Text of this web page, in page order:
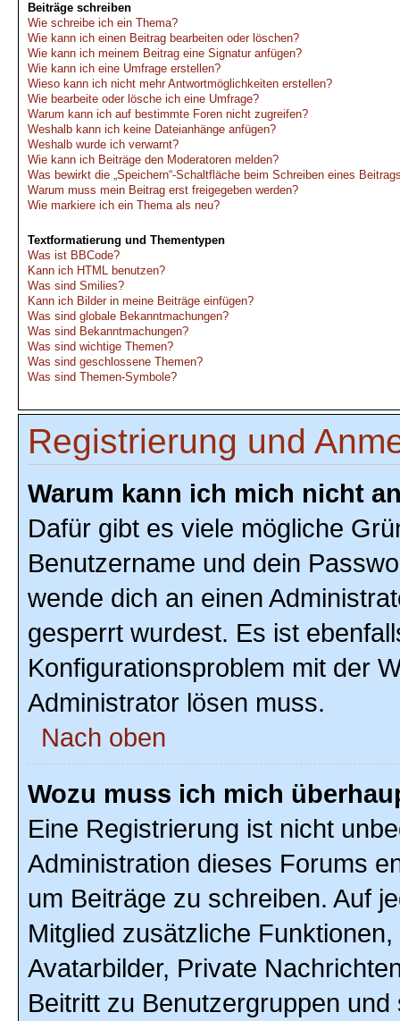
Beiträge schreiben
Wie schreibe ich ein Thema?
Wie kann ich einen Beitrag bearbeiten oder löschen?
Wie kann ich meinem Beitrag eine Signatur anfügen?
Wie kann ich eine Umfrage erstellen?
Wieso kann ich nicht mehr Antwortmöglichkeiten erstellen?
Wie bearbeite oder lösche ich eine Umfrage?
Warum kann ich auf bestimmte Foren nicht zugreifen?
Weshalb kann ich keine Dateianhänge anfügen?
Weshalb wurde ich verwarnt?
Wie kann ich Beiträge den Moderatoren melden?
Was bewirkt die „Speichern“-Schaltfläche beim Schreiben eines
Warum muss mein Beitrag erst freigegeben werden?
Wie markiere ich ein Thema als neu?
Textformatierung und Thementypen
Was ist BBCode?
Kann ich HTML benutzen?
Was sind Smilies?
Kann ich Bilder in meine Beiträge einfügen?
Was sind globale Bekanntmachungen?
Was sind Bekanntmachungen?
Was sind wichtige Themen?
Was sind geschlossene Themen?
Was sind Themen-Symbole?
Registrierung und
Warum kann ich mich nicht
Dafür gibt es viele mögliche
Benutzername und dein
wende dich an einen
gesperrt wurdest. Es ist
Konfigurationsproblem mit der
Administrator lösen muss.
Nach oben
Wozu muss ich mich
Eine Registrierung ist nicht
Administration dieses Forums
um Beiträge zu schreiben. Auf
Mitglied zusätzliche
Avatarbilder, Private
Beitritt zu Benutzergruppen